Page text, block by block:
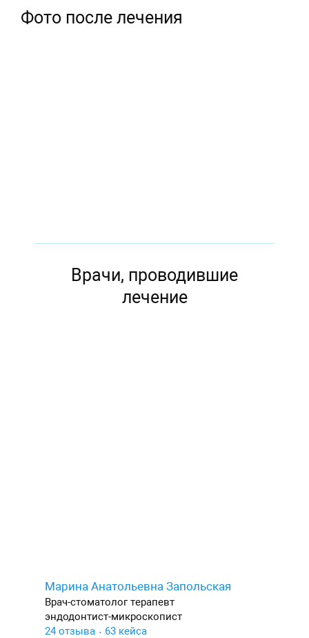
Фото после лечения
Врачи, проводившие
лечение
Марина Анатольевна Запольская
Врач-стоматолог терапевт
эндодонтист-микроскопист
24 отзыва
63 кейса